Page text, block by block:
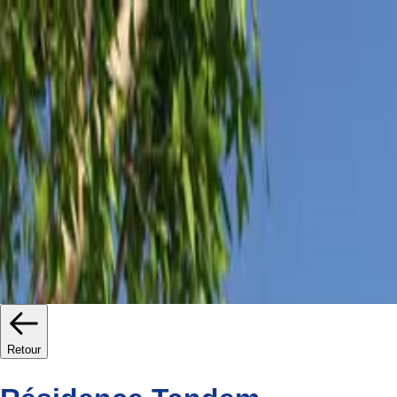
Prêts à vivre Bons plans Promotions
Actualités
Simulateurs
Retour